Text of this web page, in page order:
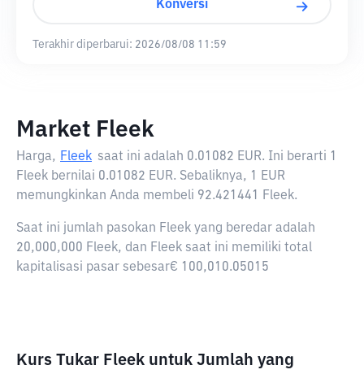
Konversi
Terakhir diperbarui: 2026/08/08 11:59
Market Fleek
Harga, Fleek saat ini adalah 0.01082 EUR. Ini berarti 1
Fleek bernilai 0.01082 EUR. Sebaliknya, 1 EUR
memungkinkan Anda membeli 92.421441 Fleek.
Saat ini jumlah pasokan Fleek yang beredar adalah
20,000,000 Fleek, dan Fleek saat ini memiliki total
kapitalisasi pasar sebesar€ 100,010.05015
Kurs Tukar Fleek untuk Jumlah yang